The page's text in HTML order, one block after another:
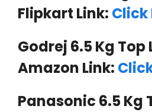
Flipkart Link: Click
Godrej 6.5 Kg Top
Amazon Link:
Panasonic 6.5 Kg